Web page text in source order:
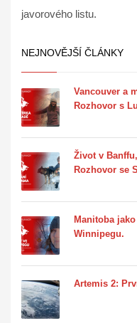
javorového listu.
NEJNOVĚJŠÍ ČLÁNKY
Vancouver a
Rozhovor s
Život v
Rozhovor se
Manitoba
Winnipegu.
Artemis 2: